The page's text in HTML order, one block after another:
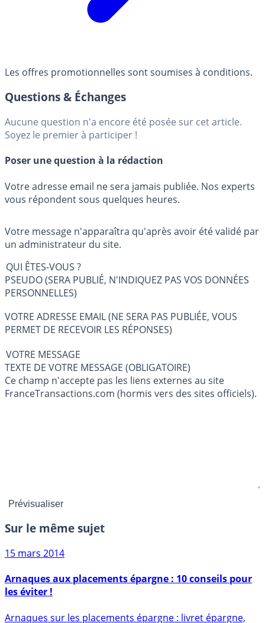
Les offres promotionnelles sont soumises à conditions.
Questions & Échanges
Aucune question n'a encore été posée sur cet article.
Soyez le premier à participer !
Poser une question à la rédaction
Votre adresse email ne sera jamais publiée. Nos experts
vous répondent sous quelques heures.
Votre message n'apparaîtra qu'après avoir été validé par
un administrateur du site.
QUI ÊTES-VOUS ?
PSEUDO (SERA PUBLIÉ, N'INDIQUEZ PAS VOS DONNÉES
PERSONNELLES)
VOTRE ADRESSE EMAIL (NE SERA PAS PUBLIÉE, VOUS
PERMET DE RECEVOIR LES RÉPONSES)
VOTRE MESSAGE
TEXTE DE VOTRE MESSAGE (OBLIGATOIRE)
Ce champ n'accepte pas les liens externes au site
FranceTransactions.com (hormis vers des sites officiels).
Sur le même sujet
15 mars 2014
les éviter !